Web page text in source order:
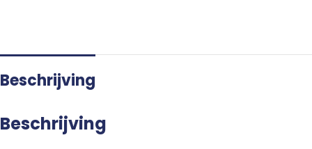
Beschrijving
Beschrijving